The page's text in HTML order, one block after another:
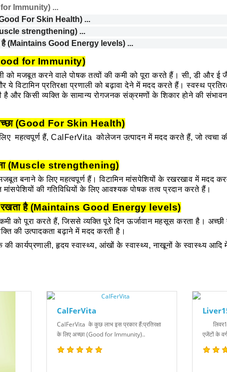
for Immunity) ...
(Good For Skin Health) ...
strengthening) ...
है (Maintains Good Energy levels) ...
for Immunity)
को मजबूत करने वाले पोषक तत्वों की कमी को पूरा करते हैं। सी, डी और ई
विटामिन प्रतिरक्षा प्रणाली को बढ़ावा देने में मदद करते हैं। स्वस्थ
है और किसी व्यक्ति के सामान्य रोगजनक संक्रमणों के शिकार होने की
(Good For Skin Health)
महत्वपूर्ण हैं, CalFerVita कोलेजन उत्पादन में मदद करते हैं, जो त्वचा
(Muscle strengthening)
बनाने के लिए महत्वपूर्ण हैं। विटामिन मांसपेशियों के रखरखाव में मदद
मांसपेशियों की गतिविधियों के लिए आवश्यक पोषक तत्व प्रदान करते हैं।
रखता है (Maintains Good Energy levels)
को पूरा करते हैं, जिससे व्यक्ति पूरे दिन ऊर्जावान महसूस करता है। अच्छी
की उत्पादकता बढ़ाने में मदद करती है।
की कार्यप्रणाली, हृदय स्वास्थ्य, आंखों के स्वास्थ्य, नाखूनों के स्वास्थ्य आदि
CalFerVita
CalFerVita के कुछ लाभ इस प्रकार हैं:प्रतिरक्षा
के लिए अच्छा (Good for Immunity)..
एजेंटों के